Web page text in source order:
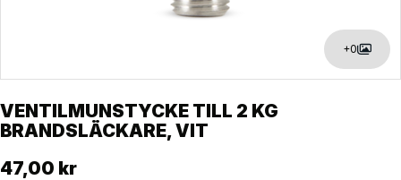
+0
VENTILMUNSTYCKE TILL 2 KG
BRANDSLÄCKARE, VIT
47,00 kr